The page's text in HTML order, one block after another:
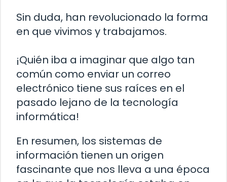
Sin duda, han revolucionado la forma
en que vivimos y trabajamos.
¡Quién iba a imaginar que algo tan
común como enviar un correo
electrónico tiene sus raíces en el
pasado lejano de la tecnología
informática!
En resumen, los sistemas de
información tienen un origen
fascinante que nos lleva a una época